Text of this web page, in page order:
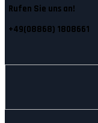
Rufen Sie uns an!
+49(08868) 1808661